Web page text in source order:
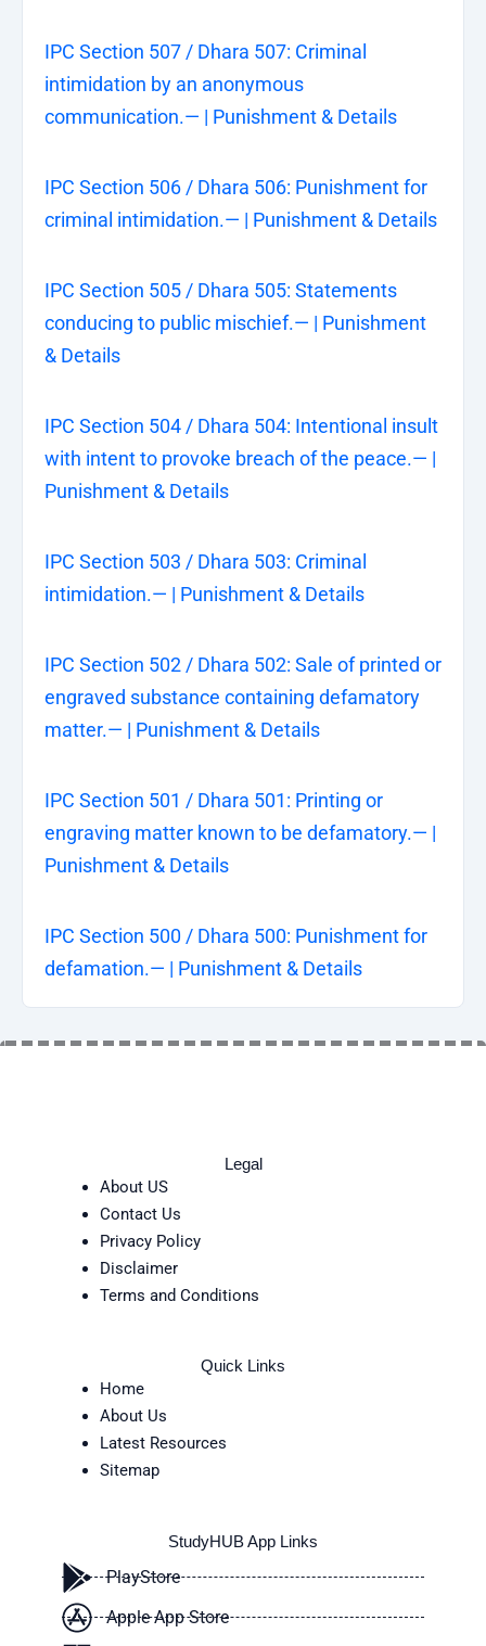
IPC Section 507 / Dhara 507: Criminal
intimidation by an anonymous
communication.— | Punishment & Details
IPC Section 506 / Dhara 506: Punishment for
criminal intimidation.— | Punishment & Details
IPC Section 505 / Dhara 505: Statements
conducing to public mischief.— | Punishment
& Details
IPC Section 504 / Dhara 504: Intentional insult
with intent to provoke breach of the peace.— |
Punishment & Details
IPC Section 503 / Dhara 503: Criminal
intimidation.— | Punishment & Details
IPC Section 502 / Dhara 502: Sale of printed or
engraved substance containing defamatory
matter.— | Punishment & Details
IPC Section 501 / Dhara 501: Printing or
engraving matter known to be defamatory.— |
Punishment & Details
IPC Section 500 / Dhara 500: Punishment for
defamation.— | Punishment & Details
Legal
About US
Contact Us
Privacy Policy
Disclaimer
Terms and Conditions
Quick Links
Home
About Us
Latest Resources
Sitemap
StudyHUB App Links
PlayStore
Apple App Store